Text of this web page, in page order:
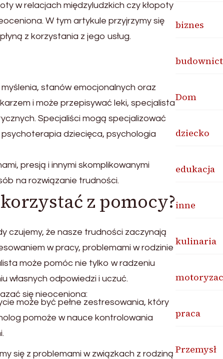
w relacjach międzyludzkich czy kłopoty
W tym artykule przyjrzymy się
z korzystania z jego usług.
stanów emocjonalnych oraz
i może przepisywać leki, specjalista
Specjaliści mogą specjalizować
dziecięca, psychologia
presją i innymi skomplikowanymi
na rozwiązanie trudności.
z pomocy?
czujemy, że nasze trudności zaczynają
w pracy, problemami w rodzinie
może pomóc nie tylko w radzeniu
własnych odpowiedzi i uczuć.
się nieoceniona:
może być pełne zestresowania, który
pomoże w nauce kontrolowania
się z problemami w związkach z rodziną
biznes
Dom
dziecko
edukacja
inne
kulinaria
praca
Przemysł